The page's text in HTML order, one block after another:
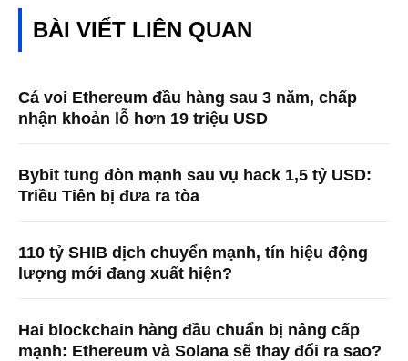
BÀI VIẾT LIÊN QUAN
Cá voi Ethereum đầu hàng sau 3 năm, chấp
nhận khoản lỗ hơn 19 triệu USD
Bybit tung đòn mạnh sau vụ hack 1,5 tỷ USD:
Triều Tiên bị đưa ra tòa
110 tỷ SHIB dịch chuyển mạnh, tín hiệu động
lượng mới đang xuất hiện?
Hai blockchain hàng đầu chuẩn bị nâng cấp
mạnh: Ethereum và Solana sẽ thay đổi ra sao?